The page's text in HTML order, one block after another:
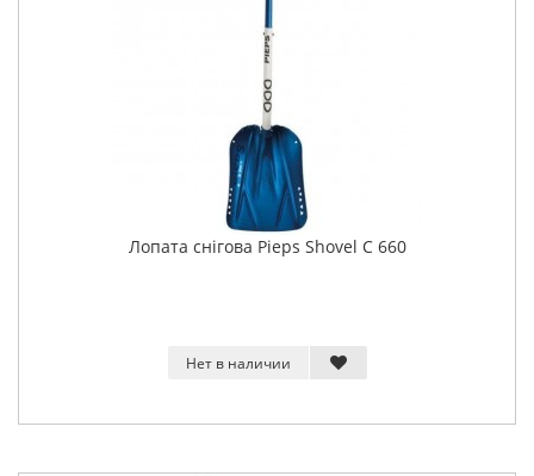
Лопата снігова Pieps Shovel C 660
Нет в наличии